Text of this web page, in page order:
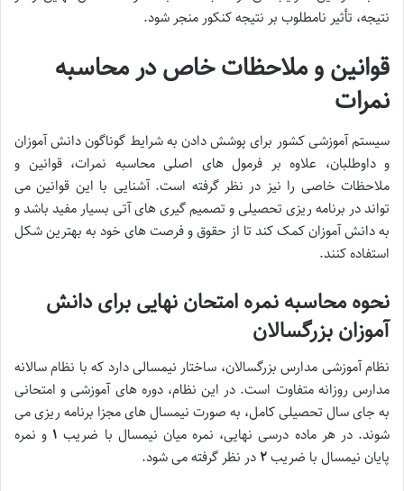
نتیجه، تأثیر نامطلوب بر نتیجه کنکور منجر شود.
قوانین و ملاحظات خاص در محاسبه
نمرات
سیستم آموزشی کشور برای پوشش دادن به شرایط گوناگون دانش آموزان
و داوطلبان، علاوه بر فرمول های اصلی محاسبه نمرات، قوانین و
ملاحظات خاصی را نیز در نظر گرفته است. آشنایی با این قوانین می
تواند در برنامه ریزی تحصیلی و تصمیم گیری های آتی بسیار مفید باشد و
به دانش آموزان کمک کند تا از حقوق و فرصت های خود به بهترین شکل
استفاده کنند.
نحوه محاسبه نمره امتحان نهایی برای دانش
آموزان بزرگسالان
نظام آموزشی مدارس بزرگسالان، ساختار نیمسالی دارد که با نظام سالانه
مدارس روزانه متفاوت است. در این نظام، دوره های آموزشی و امتحانی
به جای سال تحصیلی کامل، به صورت نیمسال های مجزا برنامه ریزی می
شوند. در هر ماده درسی نهایی، نمره میان نیمسال با ضریب ۱ و نمره
پایان نیمسال با ضریب۲ در نظر گرفته می شود.